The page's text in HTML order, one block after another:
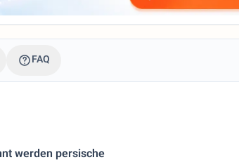
FAQ
werden persische